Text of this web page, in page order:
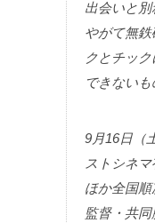
出会いと別
やがて無
クとチッ
できないも
9月16日（
ストシネ
ほか全国順
監督・共